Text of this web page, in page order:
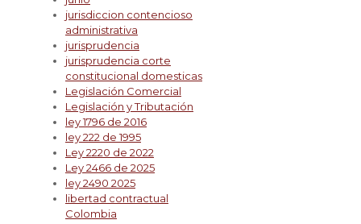
jurisdiccion contencioso
administrativa
jurisprudencia
jurisprudencia corte
constitucional domesticas
Legislación Comercial
Legislación y Tributación
ley 1796 de 2016
ley 222 de 1995
Ley 2220 de 2022
Ley 2466 de 2025
ley 2490 2025
libertad contractual
Colombia